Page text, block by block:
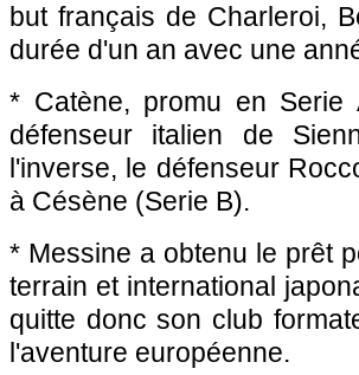
but français de Charleroi,
durée d'un an avec une
* Catène, promu en
défenseur italien de
l'inverse, le défenseur
à Césène (Serie B).
* Messine a obtenu le prêt
terrain et international
quitte donc son club
l'aventure européenne.